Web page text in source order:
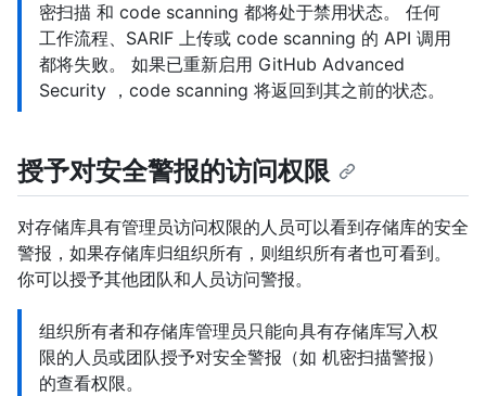
密扫描 和 code scanning 都将处于禁用状态。 任何
工作流程、SARIF 上传或 code scanning 的 API 调用
都将失败。 如果已重新启用 GitHub Advanced
Security ，code scanning 将返回到其之前的状态。
授予对安全警报的访问权限
对存储库具有管理员访问权限的人员可以看到存储库的安全
警报，如果存储库归组织所有，则组织所有者也可看到。
你可以授予其他团队和人员访问警报。
组织所有者和存储库管理员只能向具有存储库写入权
限的人员或团队授予对安全警报（如 机密扫描警报）
的查看权限。